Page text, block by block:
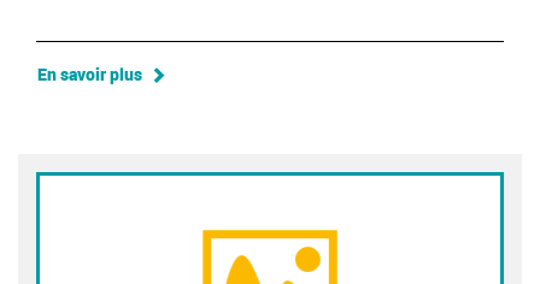
En savoir plus